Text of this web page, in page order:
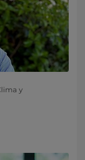
y